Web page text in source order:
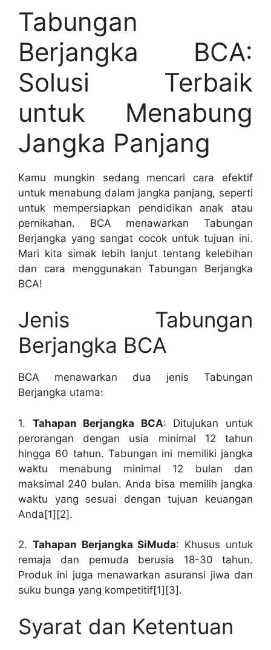
Tabungan
Berjangka BCA:
Solusi Terbaik
untuk Menabung
Jangka Panjang
Kamu mungkin sedang mencari cara efektif
untuk menabung dalam jangka panjang, seperti
untuk mempersiapkan pendidikan anak atau
pernikahan. BCA menawarkan Tabungan
Berjangka yang sangat cocok untuk tujuan ini.
Mari kita simak lebih lanjut tentang kelebihan
dan cara menggunakan Tabungan Berjangka
BCA!
Jenis Tabungan
Berjangka BCA
BCA menawarkan dua jenis Tabungan
Berjangka utama:
1. Tahapan Berjangka BCA: Ditujukan untuk
perorangan dengan usia minimal 12 tahun
hingga 60 tahun. Tabungan ini memiliki jangka
waktu menabung minimal 12 bulan dan
maksimal 240 bulan. Anda bisa memilih jangka
waktu yang sesuai dengan tujuan keuangan
Anda[1][2].
2. Tahapan Berjangka SiMuda: Khusus untuk
remaja dan pemuda berusia 18-30 tahun.
Produk ini juga menawarkan asuransi jiwa dan
suku bunga yang kompetitif[1][3].
Syarat dan Ketentuan